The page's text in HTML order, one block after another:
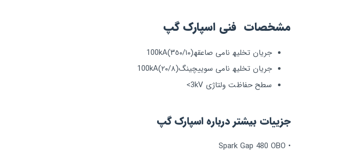
مشخصات فنی اسپارک گپ
ﺟﺮﯾﺎن ﺗﺨﻠﯿﮫ ﻧﺎﻣﯽ ﺻﺎﻋﻘﮫ(٣٥٠/١٠)100kA
ﺟﺮﯾﺎن ﺗﺨﻠﯿﮫ ﻧﺎﻣﯽ ﺳﻮﯾﯿﭽﯿﻨﮓ(٢٠/٨)100kA
ﺳﻄﺢ ﺣﻔﺎظﺖ وﻟﺘﺎژی 3kV>
جزییات بیشتر درباره اسپارک گپ
• Spark Gap 480 OBO